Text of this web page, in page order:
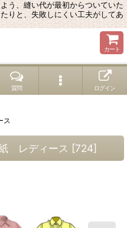
う、縫い代が最初からついていた
りと、失敗しにくい工夫がしてあ
カート
質問 ログイン
ス
レディース [724]